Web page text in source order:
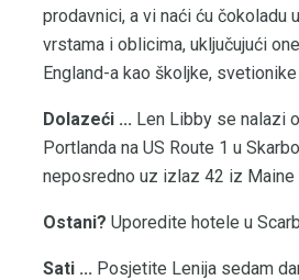
prodavnici, a vi naći ću čokoladu
vrstama i oblicima, uključujući
England-a kao školjke,
Dolazeći ... Len Libby se nalazi
Portlanda na US Route 1 u
neposredno uz izlaz 42 iz Maine
Ostani? Uporedite hotele u
Sati ... Posjetite Lenija sedam